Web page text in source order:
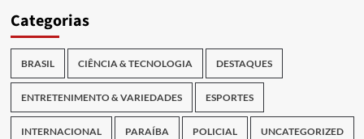
Categorias
BRASIL CIÊNCIA & TECNOLOGIA DESTAQUES
ENTRETENIMENTO & VARIEDADES ESPORTES
INTERNACIONAL PARAÍBA POLICIAL UNCATEGORIZED